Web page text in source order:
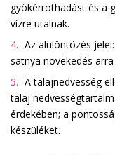
gyökérrothadást és a
vízre utalnak.
Az alulöntözés
satnya növekedés
A talajnedvesség
talaj
érdekében; a
készüléket.